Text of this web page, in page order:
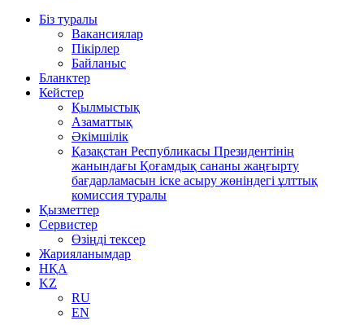
Біз туралы
Вакансиялар
Пікірлер
Байланыс
Бланктер
Кейстер
Қылмыстық
Азаматтық
Әкімшілік
Қазақстан Республикасы Президентінің
жанындағы Қоғамдық сананы жаңғырту
бағдарламасын іске асыру жөніндегі ұлттық
комиссия туралы
Қызметтер
Сервистер
Өзіңді тексер
Жарияланымдар
НҚА
KZ
RU
EN